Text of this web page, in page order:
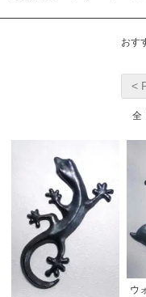
おす
<
全
ウ